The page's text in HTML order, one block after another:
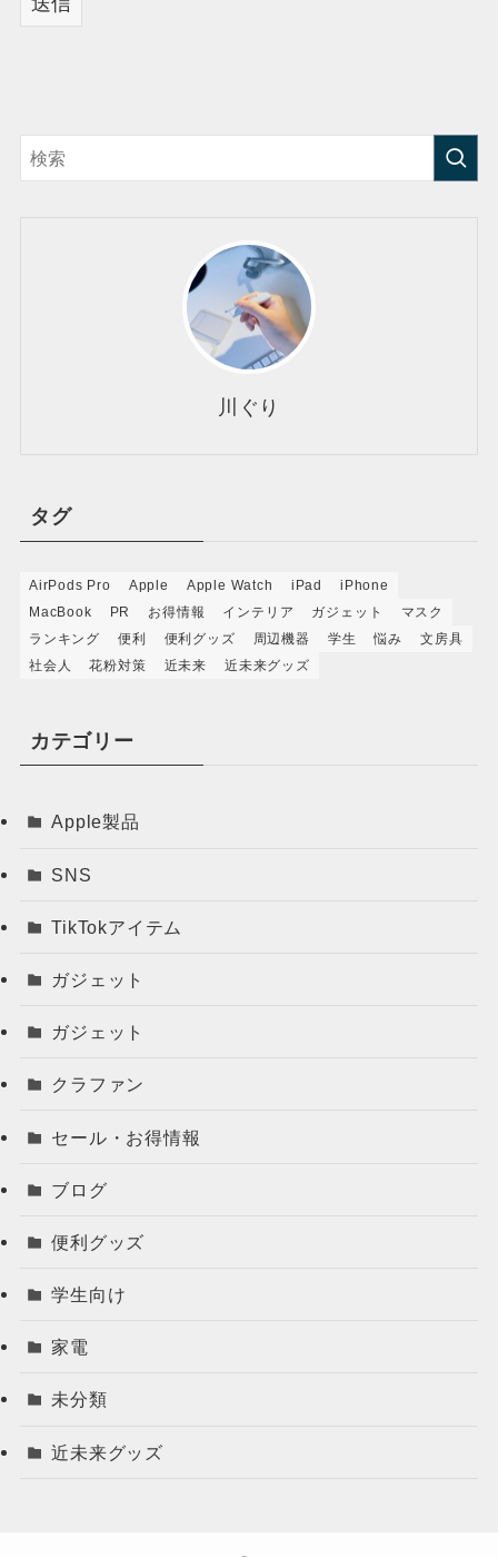
川ぐり
タグ
AirPods Pro Apple Apple Watch iPad
iPhone
MacBook
PR お得情報 インテリア ガジェット
マスク
ランキング
便利 便利グッズ 周辺機器 学生 悩み
文房具
社会人
花粉対策 近未来 近未来グッズ
カテゴリー
Apple製品
SNS
TikTokアイテム
ガジェット
ガジェット
クラファン
セール・お得情報
ブログ
便利グッズ
学生向け
家電
未分類
近未来グッズ